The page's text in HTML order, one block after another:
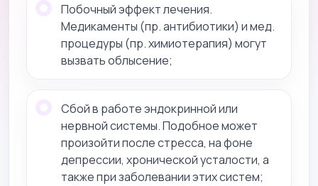
Побочный эффект лечения.
Медикаменты (пр. антибиотики) и мед.
процедуры (пр. химиотерапия) могут
вызвать облысение;
Сбой в работе эндокринной или
нервной системы. Подобное может
произойти после стресса, на фоне
депрессии, хронической усталости, а
также при заболевании этих систем;